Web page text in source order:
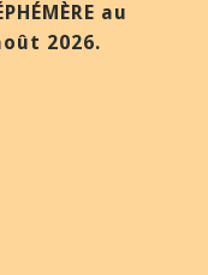
au
2026.